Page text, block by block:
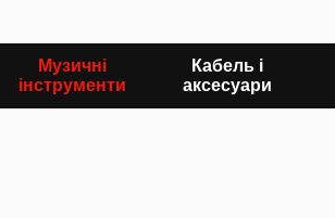
Музичні
інструменти
Кабель і
аксесуари